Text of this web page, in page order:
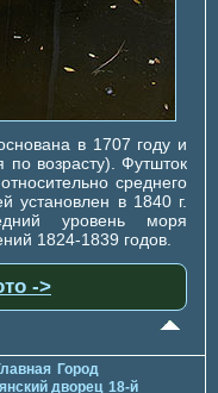
в 1707 году и
возрасту). Футшток
среднего
установлен в 1840 г.
уровень моря
1824-1839 годов.
->
Город
дворец 18-й